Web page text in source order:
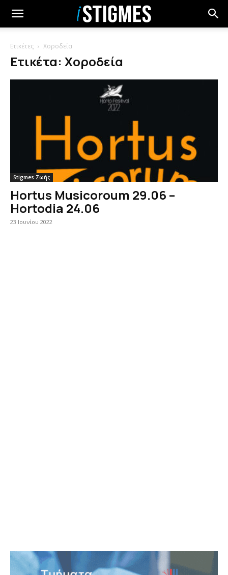
Ετικέτες Χοροδεία
Ετικέτα: Χοροδεία
Stigmes Ζωής
Hortus Musicoroum 29.06 –
Hortodia 24.06
23 Ιουνίου 2022